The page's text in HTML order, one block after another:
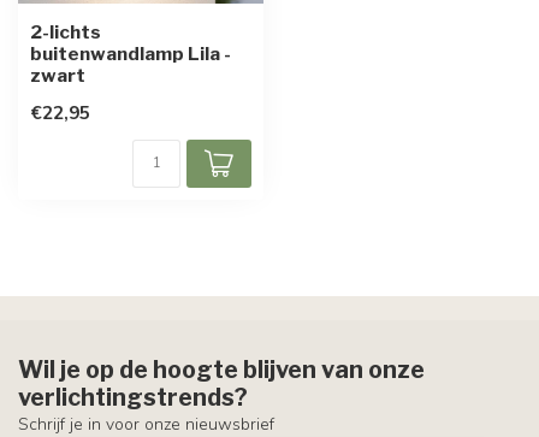
2-lichts
buitenwandlamp Lila -
zwart
€22,95
Wil je op de hoogte blijven van onze
verlichtingstrends?
Schrijf je in voor onze nieuwsbrief